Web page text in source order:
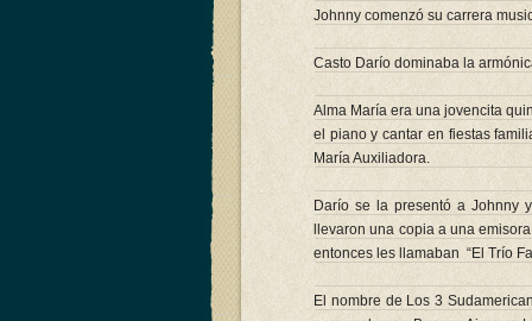
Johnny comenzó su carrera
Casto Darío dominaba la
Alma María era una jovencita
el piano y cantar en fiestas
María Auxiliadora.
Darío se la presentó a Johnny
llevaron una copia a una
entonces les llamaban “El Trío
El nombre de Los 3